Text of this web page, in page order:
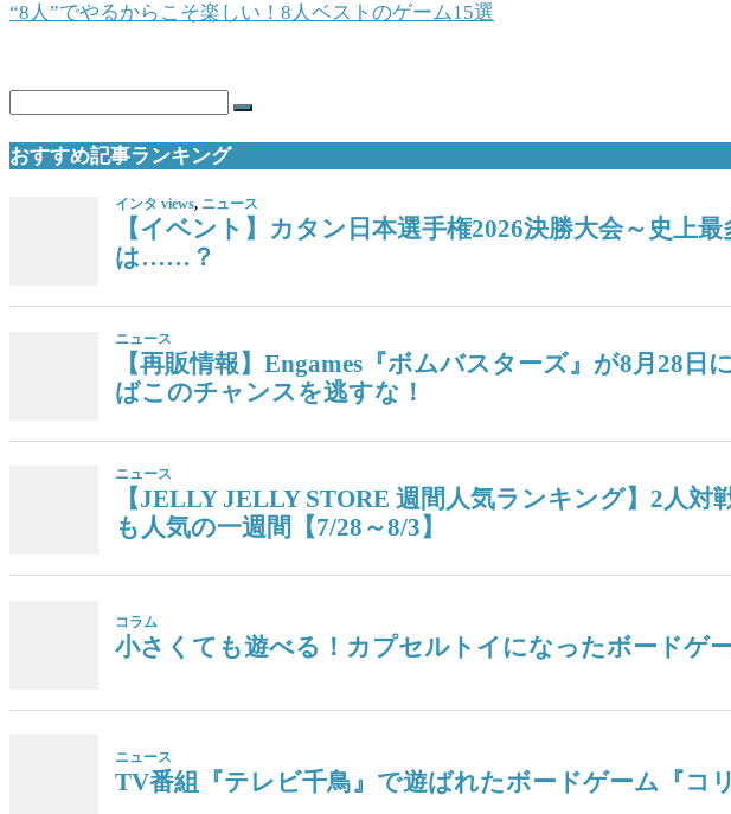
“8人”でやるからこそ楽しい！8人ベストのゲーム15選
おすすめ記事ランキング
インタ views, ニュース
【イベント】カタン日本選手権2026決勝大会～史上
は……？
ニュース
【再販情報】Engames『ボムバスターズ』が8月28
ばこのチャンスを逃すな！
ニュース
【JELLY JELLY STORE 週間人気ランキング】2人
も人気の一週間【7/28～8/3】
コラム
小さくても遊べる！カプセルトイになったボードゲ
ニュース
TV番組『テレビ千鳥』で遊ばれたボードゲーム『コ